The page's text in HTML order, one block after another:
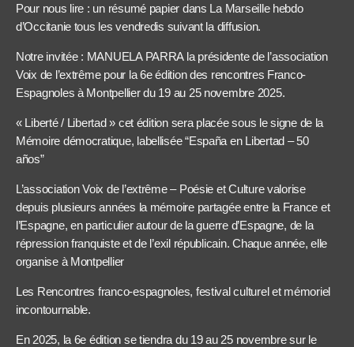
Pour nous lire : un résumé papier dans La Marseille hebdo
d’Occitanie tous les vendredis suivant la diffusion.
Notre invitée : MANUELA PARRA la présidente de l’association
Voix de l’extrême pour la 6e édition des rencontres Franco-
Espagnoles à Montpellier du 19 au 25 novembre 2025.
« Liberté / Libertad » cet édition sera placée sous le signe de la
Mémoire démocratique, labellisée “España en Libertad – 50
años”
L’association Voix de l’extrême – Poésie et Culture valorise
depuis plusieurs années la mémoire partagée entre la France et
l’Espagne, en particulier autour de la guerre d’Espagne, de la
répression franquiste et de l’exil républicain. Chaque année, elle
organise à Montpellier
Les Rencontres franco-espagnoles, festival culturel et mémoriel
incontournable.
En 2025, la 6e édition se tiendra du 19 au 25 novembre sur le